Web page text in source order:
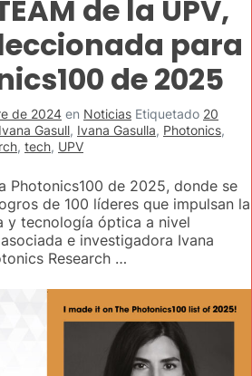
de la UPV,
para
de 2025
de 2024 en Noticias Etiquetado 20
Ivana Gasull, Ivana Gasulla, Photonics,
, tech, UPV
Photonics100 de 2025, donde se
de 100 líderes que impulsan la
y tecnología óptica a nivel
e investigadora Ivana
Research …